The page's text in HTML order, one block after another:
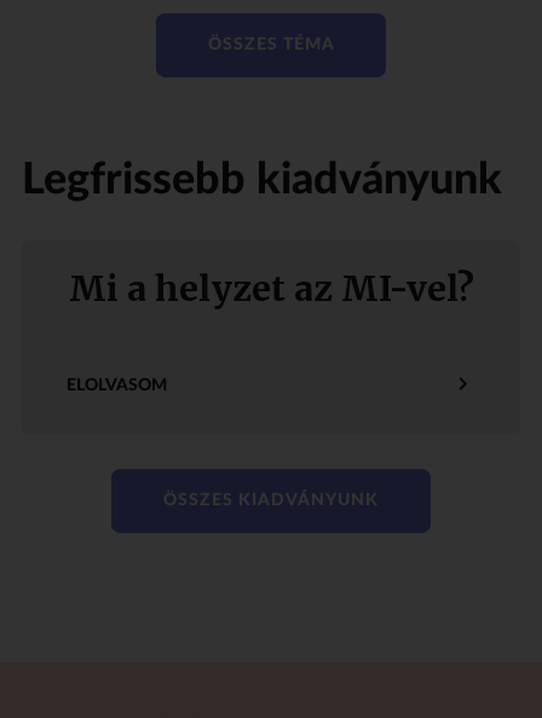
ÖSSZES TÉMA
Legfrissebb kiadványunk
Mi a helyzet az MI-vel?
ELOLVASOM
ÖSSZES KIADVÁNYUNK